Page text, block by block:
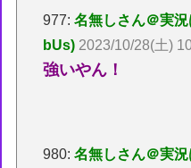
977:名無しさん＠実
bUs) 2023/10/28(土)
強いやん！
980:名無しさん＠実